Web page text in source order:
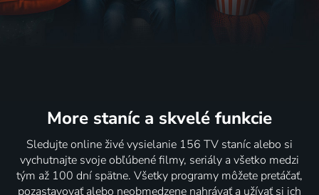
More staníc a skvelé funkcie
Sledujte online živé vysielanie 156 TV staníc alebo si
vychutnajte svoje obľúbené filmy, seriály a všetko medzi
tým až 100 dní spätne. Všetky programy môžete pretáčať,
pozastavovať alebo neobmedzene nahrávať a užívať si ich